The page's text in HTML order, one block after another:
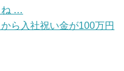
ね …
ら入社祝い金が100万円